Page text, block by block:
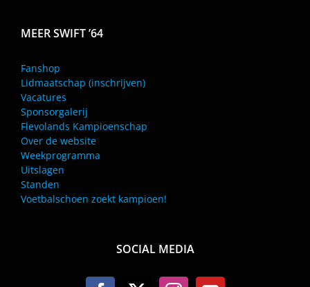
MEER SWIFT ’64
Fanshop
Lidmaatschap (inschrijven)
Vacatures
Sponsorgalerij
Flevolands Kampioenschap
Over de website
Weekprogramma
Uitslagen
Standen
Voetbalschoen zoekt kampioen!
SOCIAL MEDIA